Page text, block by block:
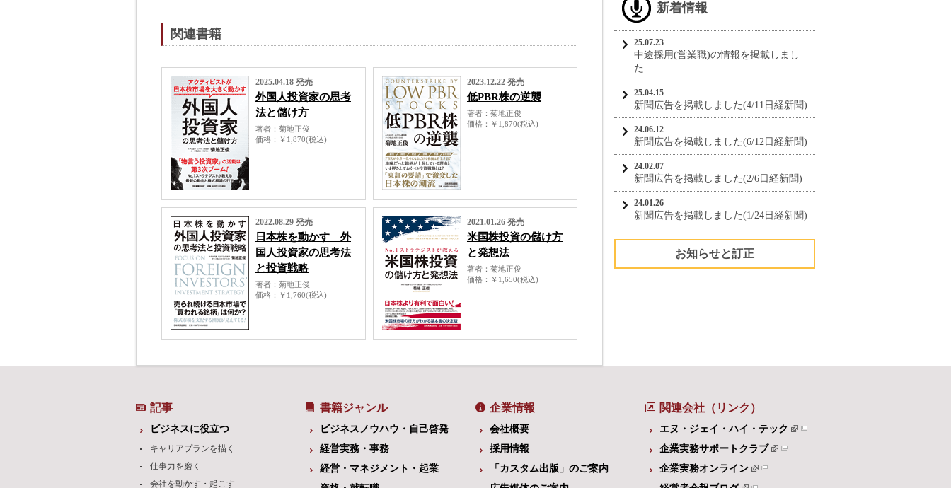
関連書籍
2025.04.18 発売
外国人投資家の思考
法と儲け方
著者
菊地正俊
価格
￥1,870(税込)
2023.12.22 発売
低PBR株の逆襲
著者
菊地正俊
価格
￥1,870(税込)
2022.08.29 発売
日本株を動かす 外
国人投資家の思考法
と投資戦略
著者
菊地正俊
価格
￥1,760(税込)
2021.01.26 発売
米国株投資の儲け方
と発想法
著者
菊地正俊
価格
￥1,650(税込)
新着情報
25.07.23
中途採用(営業職)の情報を掲載しまし
た
25.04.15
新聞広告を掲載しました(4/11日経新聞)
24.06.12
新聞広告を掲載しました(6/12日経新聞)
24.02.07
新聞広告を掲載しました(2/6日経新聞)
24.01.26
新聞広告を掲載しました(1/24日経新聞)
お知らせと訂正
記事
ビジネスに役立つ
キャリアプランを描く
仕事力を磨く
会社を動かす・起こす
書籍ジャンル
ビジネスノウハウ・自己啓発
経営実務・事務
経営・マネジメント・起業
企業情報
会社概要
採用情報
「カスタム出版」のご案内
関連会社（リンク）
エヌ・ジェイ・ハイ・テック
企業実務サポートクラブ
企業実務オンライン